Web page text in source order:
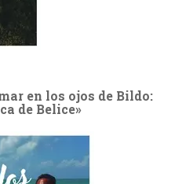
en los ojos de Bildo:
de Belice»